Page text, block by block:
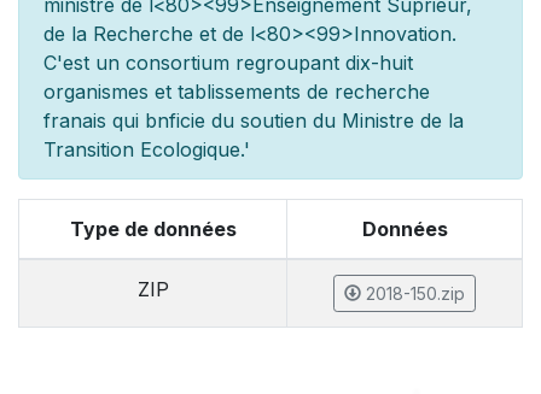
ministre de l<80><99>Enseignement Suprieur,
de la Recherche et de l<80><99>Innovation.
C'est un consortium regroupant dix-huit
organismes et tablissements de recherche
franais qui bnficie du soutien du Ministre de la
Transition Ecologique.'
Type de données Données
ZIP 2018-150.zip